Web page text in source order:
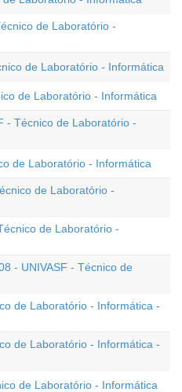
de Laboratório -
de Laboratório - Informática
de Laboratório - Informática
- Técnico de Laboratório -
de Laboratório - Informática
de Laboratório -
de Laboratório -
- UNIVASF - Técnico de
de Laboratório - Informática -
de Laboratório - Informática -
de Laboratório - Informática